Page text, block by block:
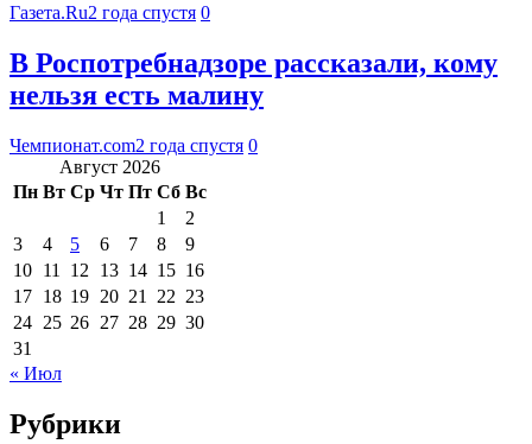
Газета.Ru2 года спустя 0
В Роспотребнадзоре рассказали, кому
нельзя есть малину
Чемпионат.com2 года спустя 0
Август 2026
Пн Вт Ср Чт Пт Сб Вс
1
2
3
4 5 6 7 8
9
10 11 12 13 14 15 16
17 18 19 20 21 22 23
24 25 26 27 28 29 30
31
« Июл
Рубрики